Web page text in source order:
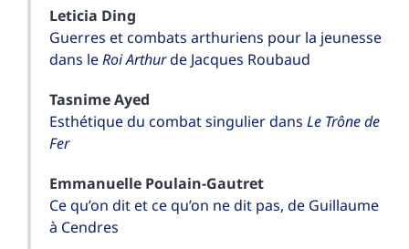
Leticia Ding
Guerres et combats arthuriens pour la jeunesse
dans leRoi Arthurde Jacques Roubaud
TasnimeAyed
Esthétique du combat singulier dans Le Trône de
Fer
Emmanuelle Poulain-Gautret
Ce qu’on dit et ce qu’on ne dit pas, de Guillaume
à Cendres